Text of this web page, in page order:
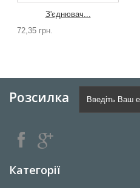
З'єднювач...
72,35 грн.
Розсилка
Категорії